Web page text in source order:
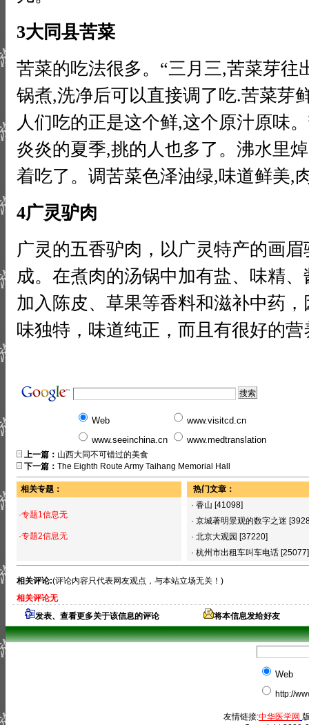
3大同县苦菜
苦菜的吃法很多。“三月三,苦菜芽往
锅煮,洗净后可以直接调了吃.苦菜芽
人们吃的正是这个鲜,这个原汁原味
炎炎的夏季,挑的人也多了。沸水里
着吃了。调苦菜色泽油绿,味道鲜美,
4广灵驴肉
广灵的五香驴肉，以广灵特产的画
成。在煮肉的汤锅中加有盐、味精
加入陈皮、草果等香料和滋补中药
味独特，味道纯正，而且有很好的
Web
www.visitcd.cn
www.seeinchina.cn
www.medtranslation
上一篇： 山西大同不可错过的美食
下一篇： The Eighth Route Army Taihang Memorial Hall
相关专题：
·专题1信息无
·专题2信息无
热门文章：
· 香山 [41098]
· 京城著明景观的数字之迷
· 北京大观园 [37220]
· 杭州市出租车叫车电话 [25077]
相关评论:(评论内容只代表网友观点，与本站立场无关！)
相关评论无
发表、查看更多关于该信息的评论
将本信息发给好友
Web
http://
友情链接:中华医学网